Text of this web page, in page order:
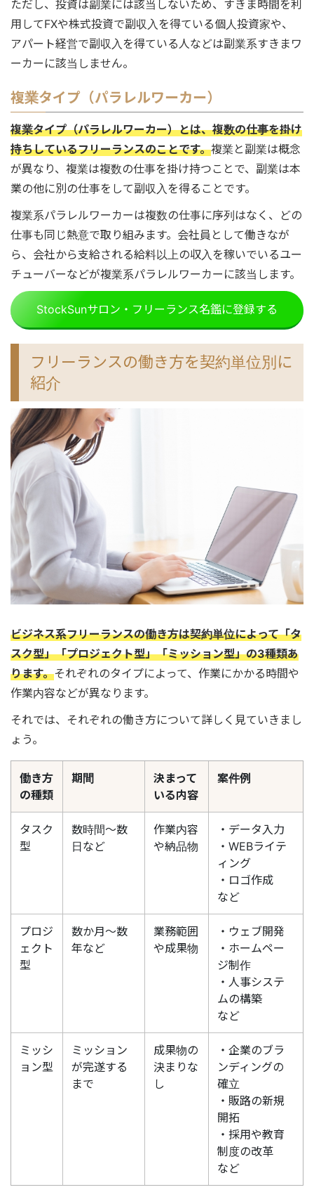
ただし、投資は副業には該当しないため、すきま時間を利
用してFXや株式投資で副収入を得ている個人投資家や、
アパート経営で副収入を得ている人などは副業系すきまワ
ーカーに該当しません。
複業タイプ（パラレルワーカー）
複業タイプ（パラレルワーカー）とは、複数の仕事を掛け
持ちしているフリーランスのことです。複業と副業は概念
が異なり、複業は複数の仕事を掛け持つことで、副業は本
業の他に別の仕事をして副収入を得ることです。
複業系パラレルワーカーは複数の仕事に序列はなく、どの
仕事も同じ熱意で取り組みます。会社員として働きなが
ら、会社から支給される給料以上の収入を稼いでいるユー
チューバーなどが複業系パラレルワーカーに該当します。
StockSunサロン・フリーランス名鑑に登録する
フリーランスの働き方を契約単位別に
紹介
ビジネス系フリーランスの働き方は契約単位によって「タ
スク型」「プロジェクト型」「ミッション型」の3種類あ
ります。それぞれのタイプによって、作業にかかる時間や
作業内容などが異なります。
それでは、それぞれの働き方について詳しく見ていきまし
ょう。
働き方
の種類
期間
決まって
いる内容
案件例
タスク
型
数時間〜数
日など
作業内容
や納品物
・データ入力
・WEBライテ
ィング
・ロゴ作成
など
プロジ
ェクト
型
数か月〜数
年など
業務範囲
や成果物
・ウェブ開発
・ホームペー
ジ制作
・人事システ
ムの構築
など
ミッシ
ョン型
ミッション
が完遂する
まで
成果物の
決まりな
し
・企業のブラ
ンディングの
確立
・販路の新規
開拓
・採用や教育
制度の改革
など